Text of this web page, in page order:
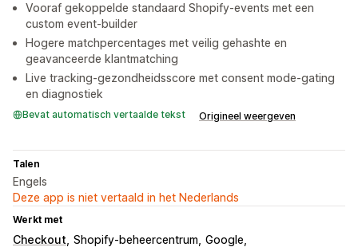
Vooraf gekoppelde standaard Shopify-events met een
custom event-builder
Hogere matchpercentages met veilig gehashte en
geavanceerde klantmatching
Live tracking-gezondheidsscore met consent mode-gating
en diagnostiek
Bevat automatisch vertaalde tekst Origineel weergeven
Talen
Engels
Deze app is niet vertaald in het Nederlands
Werkt met
Checkout Shopify-beheercentrum Google